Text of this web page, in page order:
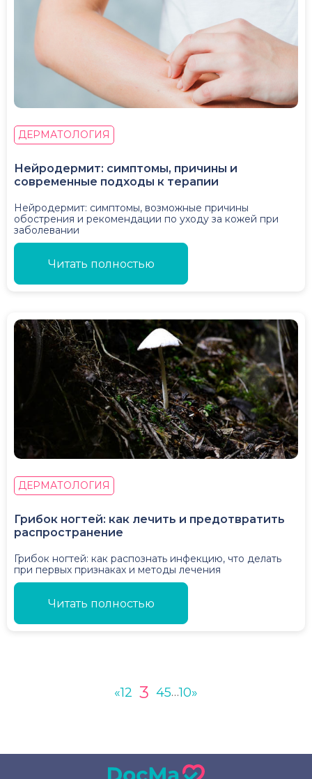
ДЕРМАТОЛОГИЯ
Нейродермит: симптомы, причины и
современные подходы к терапии
Нейродермит: симптомы, возможные причины
обострения и рекомендации по уходу за кожей при
заболевании
Читать полностью
ДЕРМАТОЛОГИЯ
Грибок ногтей: как лечить и предотвратить
распространение
Грибок ногтей: как распознать инфекцию, что делать
при первых признаках и методы лечения
Читать полностью
«12 3 45…10»